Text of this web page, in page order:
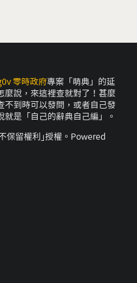
零時政府專案「萌典」的延
說，來這裡查就對了！甚麼
到時可以發問，或者自己發
是「自己的辭典自己編」。
保留權利｣授權。Powered